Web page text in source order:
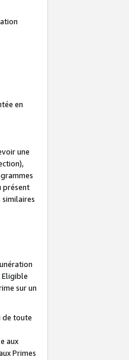
en
une
présent
Eligible
sur un
de toute
aux
Primes